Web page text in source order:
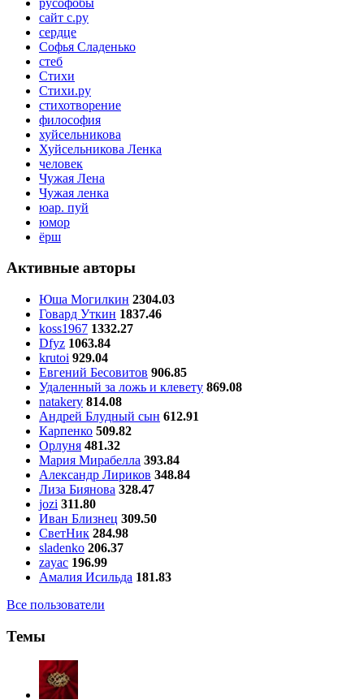
сайт с.ру
сердце
Софья Сладенько
стеб
Стихи
Стихи.ру
стихотворение
философия
хуйсельникова
Хуйсельникова Ленка
человек
Чужая Лена
Чужая ленка
юар. пуй
юмор
ёрш
Активные авторы
Юша Могилкин 2304.03
Говард Уткин 1837.46
koss1967 1332.27
Dfyz 1063.84
krutoi 929.04
Евгений Бесовитов 906.85
Удаленный за ложь и клевету 869.08
natakery 814.08
Андрей Блудный сын 612.91
Карпенко 509.82
Орлуня 481.32
Мария Мирабелла 393.84
Александр Лириков 348.84
Лиза Биянова 328.47
jozi 311.80
Иван Близнец 309.50
СветНик 284.98
sladenko 206.37
zayac 196.99
Амалия Исильда 181.83
Все пользователи
Темы